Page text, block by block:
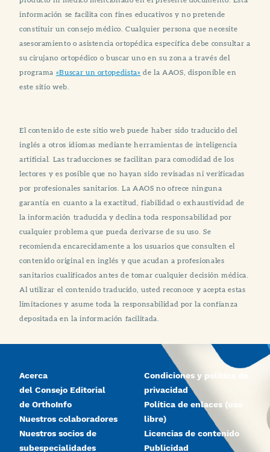
información se facilita con fines educativos y no pretende
constituir un consejo médico. Cualquier persona que necesite
asesoramiento o asistencia ortopédica específica debe consultar a
su cirujano ortopédico o buscar uno en su zona a través del
programa «Buscar un ortopedista» de la AAOS, disponible en
este sitio web.
El contenido de este sitio web puede haber sido traducido del
inglés a otros idiomas mediante herramientas de inteligencia
artificial. Las traducciones se facilitan para comodidad de los
lectores y es posible que no hayan sido revisadas ni verificadas
por profesionales sanitarios. La AAOS no ofrece ninguna
garantía en cuanto a la exactitud, fiabilidad o exhaustividad de
la información traducida y declina toda responsabilidad por
cualquier problema que pueda derivarse de su uso. Se
recomienda encarecidamente a los usuarios que consulten el
contenido original en inglés y que acudan a profesionales
sanitarios cualificados antes de tomar cualquier decisión médica.
Al utilizar el contenido traducido, usted reconoce y acepta estas
limitaciones y asume toda la responsabilidad por la confianza
depositada en la información facilitada.
Acerca
del Consejo Editorial
de OrthoInfo
Nuestros colaboradores
Nuestros socios de
subespecialidades
Condiciones y política de
privacidad
Política de enlaces (uso
libre)
Licencias de contenido
Publicidad